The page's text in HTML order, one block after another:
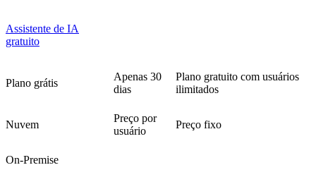
Assistente de IA
gratuito
Plano grátis
Apenas 30
dias
Plano gratuito com usuários
ilimitados
Nuvem
Preço por
usuário
Preço fixo
On-Premise